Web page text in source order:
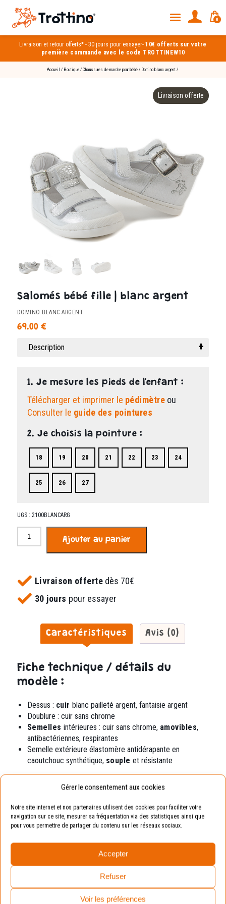
Gérer le consentement aux cookies
Notre site internet et nos partenaires utilisent des cookies pour faciliter votre
navigation sur ce site, mesurer sa fréquentation via des statistiques ainsi que
pour vous permettre de partager du contenu sur les réseaux sociaux.
Accepter
Refuser
Voir les préférences
Livraison et retour offerts* -30 jours pour essayer-10€ offerts sur votre
première commande avec le code TROTTINEW10
0
Accueil / Boutique / Chaussures de marche pour bébé / Domino blanc argent /
Salomés bébé fille | blanc argent
DOMINO BLANC ARGENT
69.00 €
Description
1. Je mesure les pieds de l'enfant :
Télécharger et imprimer le pédimètre ou
Consulter le guide des pointures
2. Je choisis la pointure :
18 19 20 21 22 23 24
25 26 27
UGS : 2100BLANCARG
argent
Ajouter au panier
Livraison offerte dès 70€
30 jours pour essayer
Caractéristiques Avis (0)
Exemple
Pointure de votre enfant : 19.
Pointure conseillée : 20 (en prenant compte de la
adaptée aux pieds de vos enfants.
Fiche technique / détails du
modèle :
Dessus : cuir blanc pailleté argent, fantaisie argent
Doublure : cuir sans chrome
Semelles intérieures : cuir sans chrome, amovibles,
antibactériennes, respirantes
Semelle extérieure élastomère antidérapante en
caoutchouc synthétique, souple et résistante